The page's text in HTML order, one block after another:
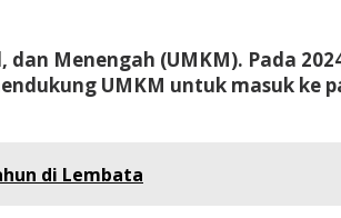
Menengah (UMKM). Pada
UMKM untuk masuk ke
di Lembata